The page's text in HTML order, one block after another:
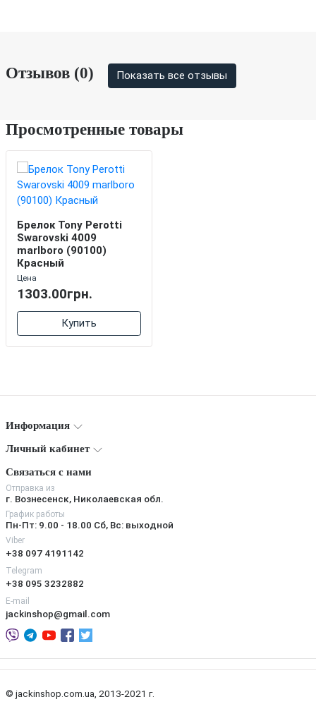
Отзывов (0) Показать все отзывы
Просмотренные товары
Брелок Tony Perotti
Swarovski 4009
marlboro (90100)
Красный
Цена
1303.00грн.
Купить
Информация
Личный кабинет
Связаться с нами
Отправка из
г. Вознесенск, Николаевская обл.
График работы
Пн-Пт: 9.00 - 18.00 Сб, Вс: выходной
Viber
+38 097 4191142
Telegram
+38 095 3232882
E-mail
jackinshop@gmail.com
© jackinshop.com.ua, 2013-2021 г.